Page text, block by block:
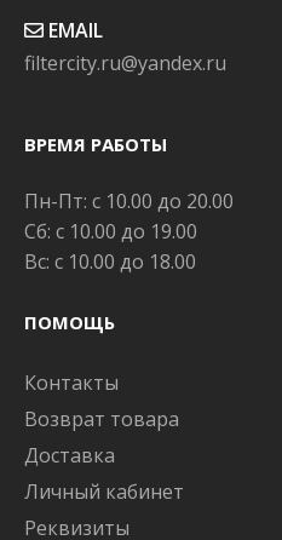
EMAIL
filtercity.ru@yandex.ru
ВРЕМЯ РАБОТЫ
Пн-Пт: с 10.00 до 20.00
Сб: с 10.00 до 19.00
Вс: с 10.00 до 18.00
ПОМОЩЬ
Контакты
Возврат товара
Доставка
Личный кабинет
Реквизиты